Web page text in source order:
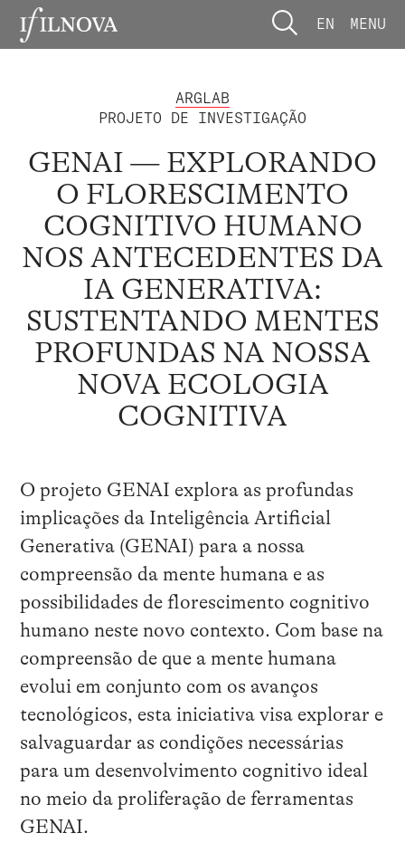
EN MENU
ARGLAB
PROJETO DE INVESTIGAÇÃO
GENAI — EXPLORANDO
O FLORESCIMENTO
COGNITIVO HUMANO
NOS ANTECEDENTES DA
IA GENERATIVA:
SUSTENTANDO MENTES
PROFUNDAS NA NOSSA
NOVA ECOLOGIA
COGNITIVA
O projeto GENAI explora as profundas
implicações da Inteligência Artificial
Generativa (GENAI) para a nossa
compreensão da mente humana e as
possibilidades de florescimento cognitivo
humano neste novo contexto. Com base na
compreensão de que a mente humana
evolui em conjunto com os avanços
tecnológicos, esta iniciativa visa explorar e
salvaguardar as condições necessárias
para um desenvolvimento cognitivo ideal
no meio da proliferação de ferramentas
GENAI.